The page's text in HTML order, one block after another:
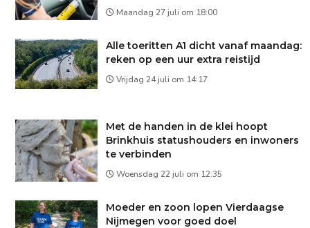
Maandag 27 juli om 18:00
Alle toeritten A1 dicht vanaf maandag:
reken op een uur extra reistijd
Vrijdag 24 juli om 14:17
Met de handen in de klei hoopt
Brinkhuis statushouders en inwoners
te verbinden
Woensdag 22 juli om 12:35
Moeder en zoon lopen Vierdaagse
Nijmegen voor goed doel